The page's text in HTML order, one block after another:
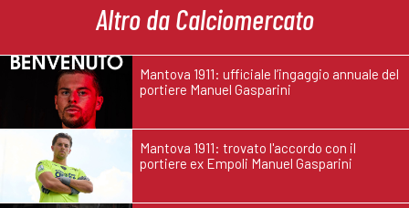
Altro da Calciomercato
Mantova 1911: ufficiale l’ingaggio annuale del
portiere Manuel Gasparini
Mantova 1911: trovato l'accordo con il
portiere ex Empoli Manuel Gasparini